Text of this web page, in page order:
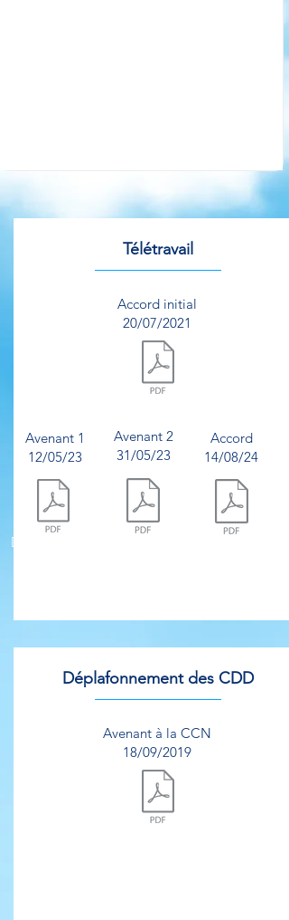
Télétravail
Accord initial
20/07/2021
Déplafonnement des CDD
Avenant à la CCN
18/09/2019
Avenant 1
12/05/23
Document.pdf
Avenant 2
31/05/23
Accord
14/08/24